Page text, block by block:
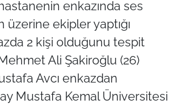
enkazında ses
ekipler yaptığı
2 kişi olduğunu tespit
Ali Şakiroğlu (26)
Avcı enkazdan
Mustafa Kemal Üniversitesi